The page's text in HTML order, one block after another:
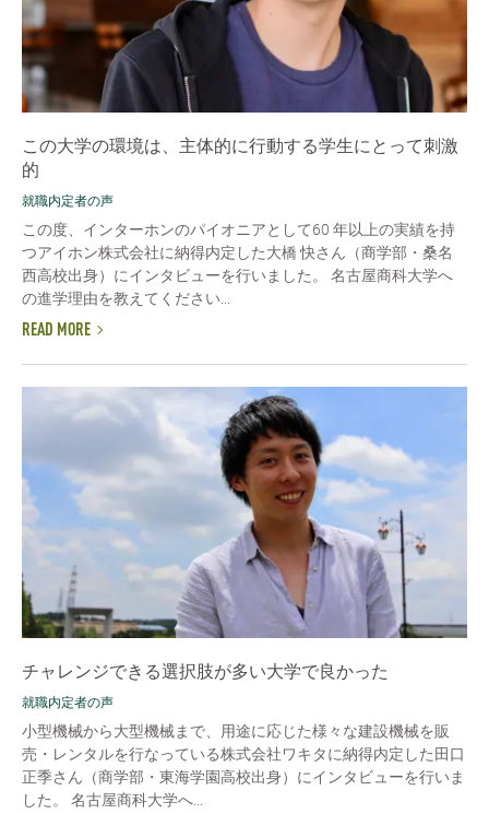
この大学の環境は、主体的に行動する学生にとって刺激
的
就職内定者の声
この度、インターホンのパイオニアとして60 年以上の実績を持
つアイホン株式会社に納得内定した大橋 快さん（商学部・桑名
西高校出身）にインタビューを行いました。 名古屋商科大学へ
の進学理由を教えてください...
READ MORE
チャレンジできる選択肢が多い大学で良かった
就職内定者の声
小型機械から大型機械まで、用途に応じた様々な建設機械を販
売・レンタルを行なっている株式会社ワキタに納得内定した田口
正季さん（商学部・東海学園高校出身）にインタビューを行いま
した。 名古屋商科大学へ...